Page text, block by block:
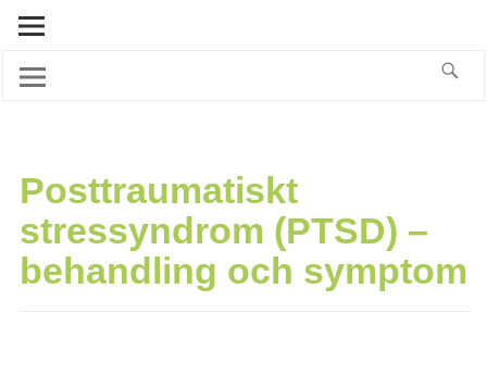
Posttraumatiskt
stressyndrom (PTSD) –
behandling och symptom